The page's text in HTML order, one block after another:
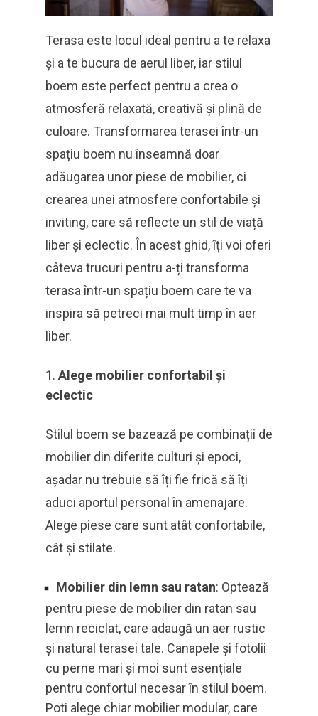
Terasa este locul ideal pentru a te relaxa
și a te bucura de aerul liber, iar stilul
boem este perfect pentru a crea o
atmosferă relaxată, creativă și plină de
culoare. Transformarea terasei într-un
spațiu boem nu înseamnă doar
adăugarea unor piese de mobilier, ci
crearea unei atmosfere confortabile și
inviting, care să reflecte un stil de viață
liber și eclectic. În acest ghid, îți voi oferi
câteva trucuri pentru a-ți transforma
terasa într-un spațiu boem care te va
inspira să petreci mai mult timp în aer
liber.
Alege mobilier confortabil și
eclectic
Stilul boem se bazează pe combinații de
mobilier din diferite culturi și epoci,
așadar nu trebuie să îți fie frică să îți
aduci aportul personal în amenajare.
Alege piese care sunt atât confortabile,
cât și stilate.
Mobilier din lemn sau ratan: Optează
pentru piese de mobilier din ratan sau
lemn reciclat, care adaugă un aer rustic
și natural terasei tale. Canapele și fotolii
cu perne mari și moi sunt esențiale
pentru confortul necesar în stilul boem.
Poti alege chiar mobilier modular, care